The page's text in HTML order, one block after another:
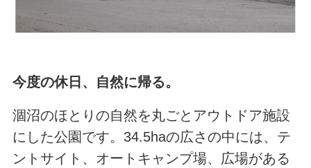
今度の休日、自然に帰る。
涸沼のほとりの自然を丸ごとアウトドア施設
にした公園です。34.5haの広さの中には、テ
ントサイト、オートキャンプ場、広場がある